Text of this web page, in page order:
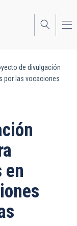
de divulgación
por las vocaciones
en